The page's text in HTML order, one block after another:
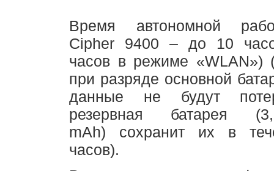
Время автономной
Cipher 9400 – до 10
часов в режиме «WLAN»)
при разряде основной
данные не будут
резервная батарея
mAh) сохранит их в
часов).